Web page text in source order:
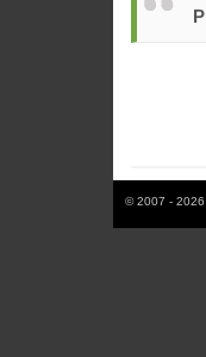
© 2007 - 2026